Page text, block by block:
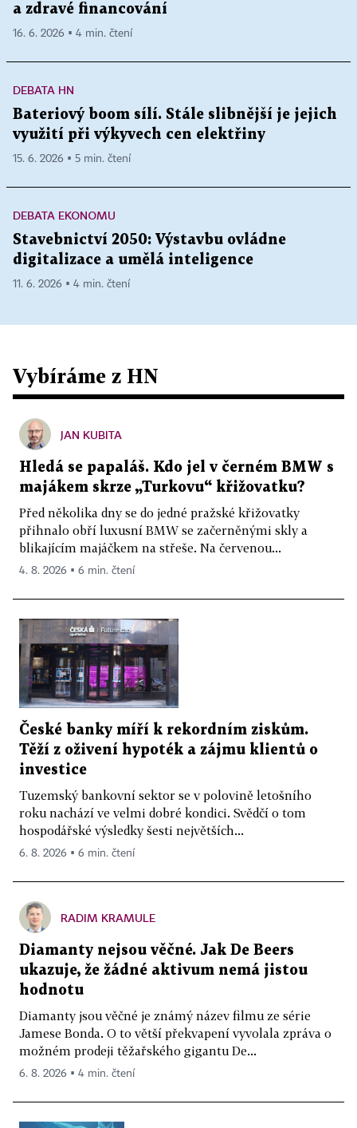
a zdravé financování
16. 6. 2026 ▪ 4 min. čtení
DEBATA HN
Bateriový boom sílí. Stále slibnější je jejich
využití při výkyvech cen elektřiny
15. 6. 2026 ▪ 5 min. čtení
DEBATA EKONOMU
Stavebnictví 2050: Výstavbu ovládne
digitalizace a umělá inteligence
11. 6. 2026 ▪ 4 min. čtení
Vybíráme z HN
JAN KUBITA
Hledá se papaláš. Kdo jel v černém BMW s
majákem skrze „Turkovu“ křižovatku?
Před několika dny se do jedné pražské křižovatky
přihnalo obří luxusní BMW se začerněnými skly a
blikajícím majáčkem na střeše. Na červenou...
4. 8. 2026 ▪ 6 min. čtení
České banky míří k rekordním ziskům.
Těží z oživení hypoték a zájmu klientů o
investice
Tuzemský bankovní sektor se v polovině letošního
roku nachází ve velmi dobré kondici. Svědčí o tom
hospodářské výsledky šesti největších...
6. 8. 2026 ▪ 6 min. čtení
RADIM KRAMULE
Diamanty nejsou věčné. Jak De Beers
ukazuje, že žádné aktivum nemá jistou
hodnotu
Diamanty jsou věčné je známý název filmu ze série
Jamese Bonda. O to větší překvapení vyvolala zpráva o
možném prodeji těžařského gigantu De...
6. 8. 2026 ▪ 4 min. čtení